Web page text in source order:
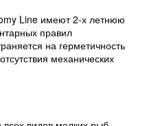
Line имеют 2-х летнюю
правил
на герметичность
механических